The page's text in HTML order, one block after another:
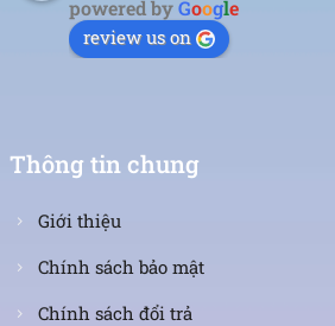
powered byGoogle
review us on
Thông tin chung
Giới thiệu
Chính sách bảo mật
Chính sách đổi trả